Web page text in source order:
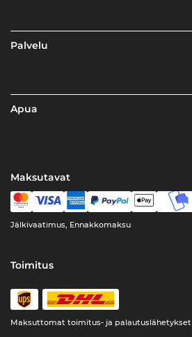
Palvelu
Apua
Maksutavat
Jälkivaatimus, Ennakkomaksu
Toimitus
Maksuttomat toimitus- ja palautuslähetykset